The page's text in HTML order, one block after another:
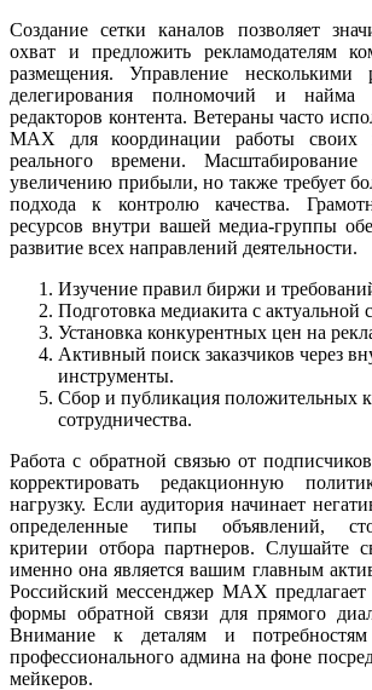
Создание сетки каналов позволяет
охват и предложить рекламодателям
размещения. Управление несколькими
делегирования полномочий и
редакторов контента. Ветераны часто
MAX для координации работы своих
реального времени.
увеличению прибыли, но также требует
подхода к контролю качества.
ресурсов внутри вашей медиа-группы
развитие всех направлений деятельности.
Изучение правил биржи и
Подготовка медиакита с актуальной
Установка конкурентных цен на
Активный поиск заказчиков через
инструменты.
Сбор и публикация положительных
сотрудничества.
Работа с обратной связью от
корректировать редакционную
нагрузку. Если аудитория начинает
определенные типы объявлений,
критерии отбора партнеров. Слушайте
именно она является вашим главным
Российский мессенджер MAX
формы обратной связи для прямого
Внимание к деталям и
профессионального админа на фоне
мейкеров.